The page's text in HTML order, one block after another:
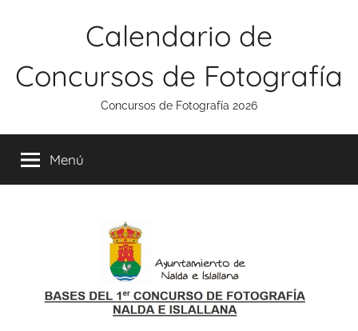
Calendario de
Concursos de Fotografía
Concursos de Fotografía 2026
Menú